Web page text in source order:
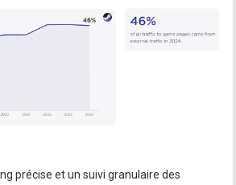
précise et un suivi granulaire des